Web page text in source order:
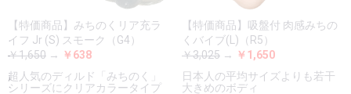
【特価商品】みちのくリア充ラ
イフ Jr (S) スモーク（G4）
￥1,650 → ￥638
超人気のディルド「みちのく」
シリーズにクリアカラータイプ
【特価商品】吸盤付 肉感みちの
くバイブ(L)（R5）
￥3,025 → ￥1,650
日本人の平均サイズよりも若干
大きめのボディ